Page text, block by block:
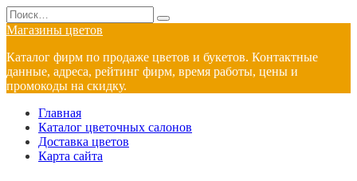
Перейти
к
содержанию
Search
for:
Магазины цветов
Каталог фирм по продаже цветов и букетов. Контактные
данные, адреса, рейтинг фирм, время работы, цены и
промокоды на скидку.
Главная
Каталог цветочных салонов
Доставка цветов
Карта сайта